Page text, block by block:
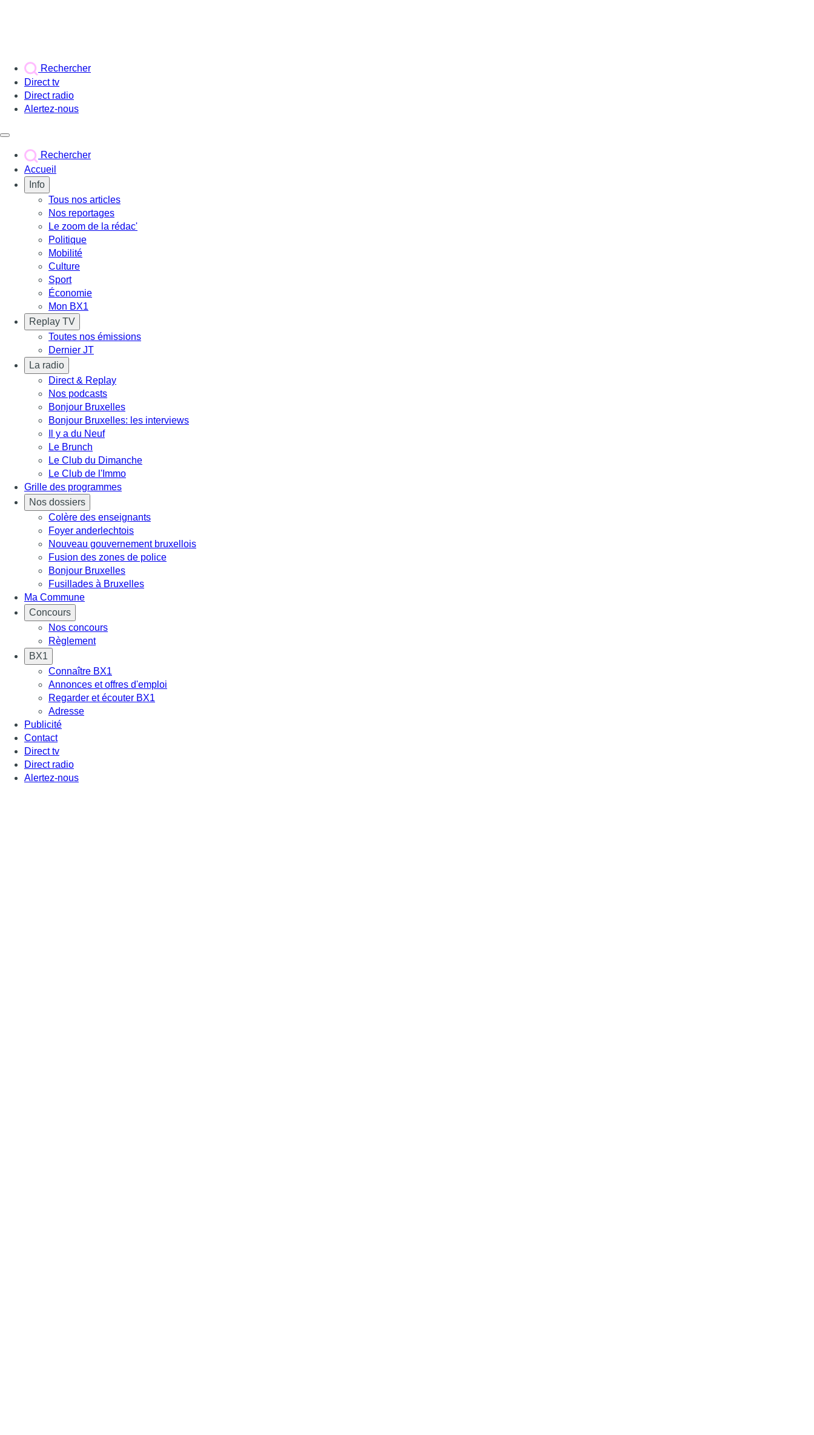
Rechercher
Direct tv
Direct radio
Alertez-nous
Rechercher
Accueil
Info
Tous nos articles
Nos reportages
Le zoom de la rédac'
Politique
Mobilité
Culture
Sport
Économie
Mon BX1
Replay TV
Toutes nos émissions
Dernier JT
La radio
Direct & Replay
Nos podcasts
Bonjour Bruxelles
Bonjour Bruxelles: les interviews
Il y a du Neuf
Le Brunch
Le Club du Dimanche
Le Club de l'Immo
Grille des programmes
Nos dossiers
Colère des enseignants
Foyer anderlechtois
Nouveau gouvernement bruxellois
Fusion des zones de police
Bonjour Bruxelles
Fusillades à Bruxelles
Ma Commune
Concours
Nos concours
Règlement
BX1
Connaître BX1
Annonces et offres d'emploi
Regarder et écouter BX1
Adresse
Publicité
Contact
Direct tv
Direct radio
Alertez-nous